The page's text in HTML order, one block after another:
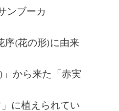
ンブーカ
序(花の形)に由来
から来た「赤実
に植えられてい